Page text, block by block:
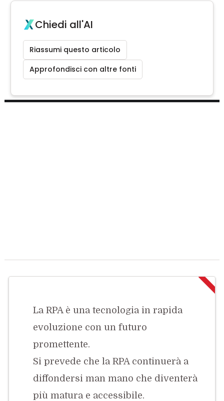
Chiedi all'AI
Riassumi questo articolo
Approfondisci con altre fonti
La RPA è una tecnologia in rapida
evoluzione con un futuro
promettente.
Si prevede che la RPA continuerà a
diffondersi man mano che diventerà
più matura e accessibile.